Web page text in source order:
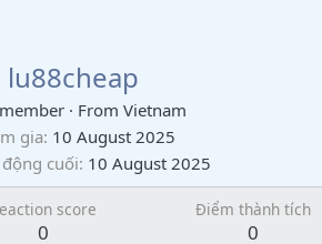
lu88cheap
· From Vietnam
gia 10 August 2025
cuối 10 August 2025
score
0
Điểm thành tích
0